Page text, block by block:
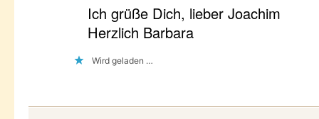
Ich grüße Dich, lieber Joachim
Herzlich Barbara
Wird geladen …